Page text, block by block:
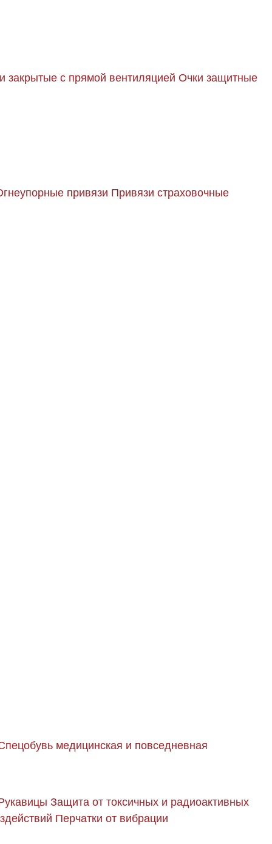
закрытые с прямой вентиляцией Очки защитные
привязи Привязи страховочные
медицинская и повседневная
Защита от токсичных и радиоактивных
Перчатки от вибрации